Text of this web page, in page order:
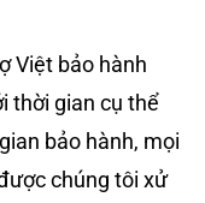
Việt bảo hành
thời gian cụ thể
bảo hành, mọi
chúng tôi xử